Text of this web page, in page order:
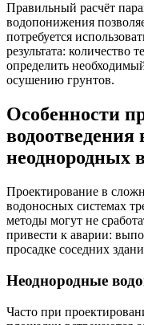
Правильный расчёт
водопонижения
потребуется
результата: количество
определить
осушению грунтов.
Особенности
неоднородных
Проектирование в
водоносных системах
методы могут не
привести к аварии:
просадке соседних
Неоднородные
Часто при